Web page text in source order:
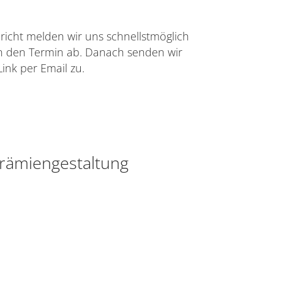
melden wir uns schnellstmöglich
Termin ab. Danach senden wir
per Email zu.